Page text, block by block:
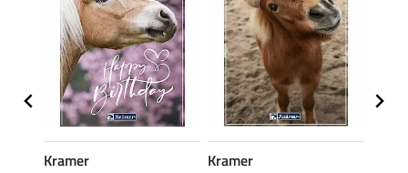
Kramer
Kramer